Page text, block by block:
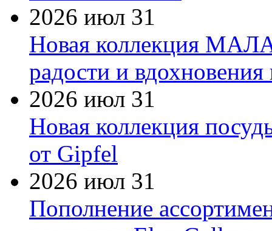
2026 июл 31
Новая коллекция
радости и
2026 июл 31
Новая коллекция
от Gipfel
2026 июл 31
Пополнение